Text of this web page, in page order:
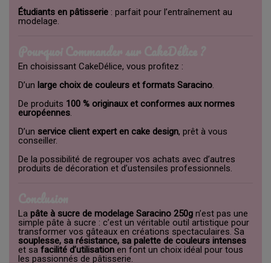
Étudiants en pâtisserie : parfait pour l’entraînement au
modelage.
En choisissant CakeDélice, vous profitez :
D’un large choix de couleurs et formats Saracino.
De produits 100 % originaux et conformes aux normes
européennes.
D’un service client expert en cake design, prêt à vous
conseiller.
De la possibilité de regrouper vos achats avec d’autres
produits de décoration et d’ustensiles professionnels.
La pâte à sucre de modelage Saracino 250g n’est pas une
simple pâte à sucre : c’est un véritable outil artistique pour
transformer vos gâteaux en créations spectaculaires. Sa
souplesse, sa résistance, sa palette de couleurs intenses
et sa facilité d’utilisation en font un choix idéal pour tous
les passionnés de pâtisserie.